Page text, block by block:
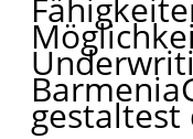
gestaltest